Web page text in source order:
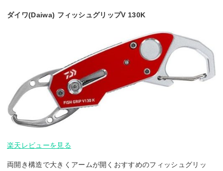
ダイワ(Daiwa) フィッシュグリップV 130K
楽天レビューを見る
両開き構造で大きくアームが開くおすすめのフィッシュグリッ